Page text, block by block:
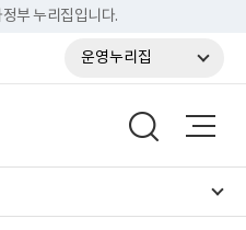
부 누리집입니다.
운영누리집